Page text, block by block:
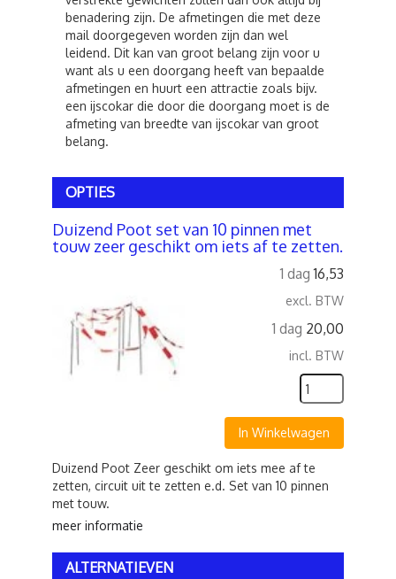
benadering zijn. De afmetingen die met deze
mail doorgegeven worden zijn dan wel
leidend. Dit kan van groot belang zijn voor u
want als u een doorgang heeft van bepaalde
afmetingen en huurt een attractie zoals bijv.
een ijscokar die door die doorgang moet is de
afmeting van breedte van ijscokar van groot
belang.
OPTIES
Duizend Poot set van 10 pinnen met
touw zeer geschikt om iets af te zetten.
1 dag 16,53
excl. BTW
1 dag 20,00
incl. BTW
In Winkelwagen
Duizend Poot Zeer geschikt om iets mee af te
zetten, circuit uit te zetten e.d. Set van 10 pinnen
met touw.
meer informatie
ALTERNATIEVEN